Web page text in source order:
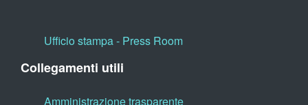
Ufficio stampa - Press Room
Collegamenti utili
Amministrazione trasparente